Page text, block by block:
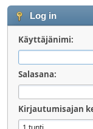
Log in
Käyttäjänimi:
Salasana:
Kirjautumisajan